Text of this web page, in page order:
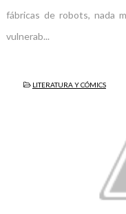
fábricas de robots, nada
vulnerab...
LITERATURA Y CÓMICS